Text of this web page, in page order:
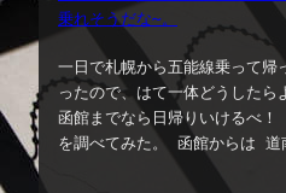
乗れそうだな〜。
一日で札幌から五能線乗って帰
ったので、はて一体どうしたら
函館までなら日帰りいけるべ
を調べてみた。 函館からは 道